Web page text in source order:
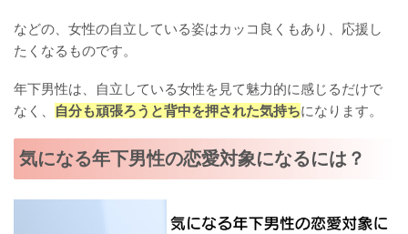
などの、女性の自立している姿はカッコ良くもあり、応援し
たくなるものです。
年下男性は、自立している女性を見て魅力的に感じるだけで
なく、
自分も頑張ろうと背中を押された気持ちになります。
気になる年下男性の恋愛対象になるには？